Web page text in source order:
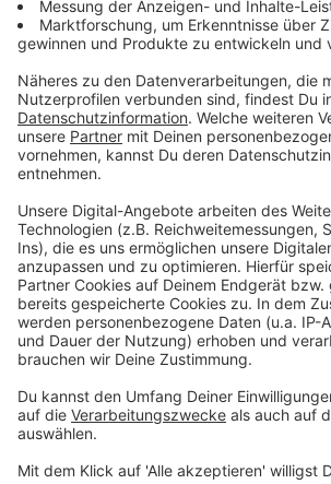
Immobilien oder ähnliches zum ersten
angegeben hat.
Anzeige
Was wird alles abgefragt?
Konkret erhält man erst einmal Post.
ein Interviewer mit einem
wird gefragt, wer alles an der
Namen, Geschlecht und
Schulabschluss und Ausbildung
insgesamt 15 Minuten und soll dann